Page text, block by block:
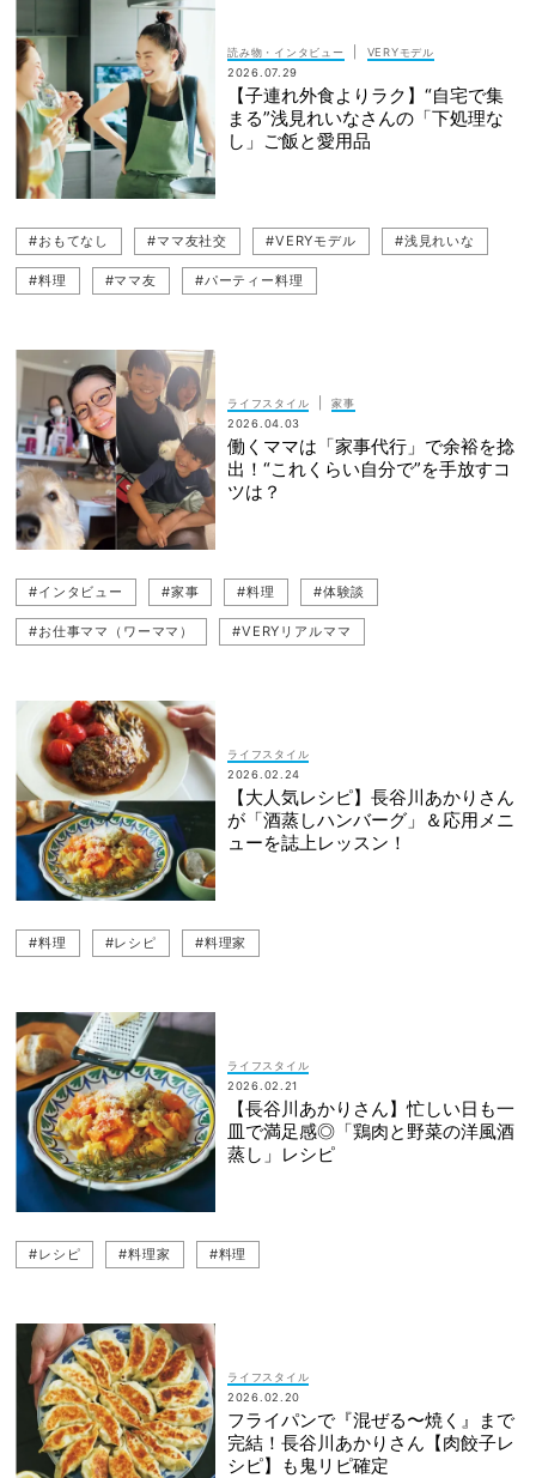
読み物・インタビュー
VERYモデル
2026.07.29
【子連れ外食よりラク】“自宅で集
まる”浅見れいなさんの「下処理な
し」ご飯と愛用品
#おもてなし #ママ友社交 #VERYモデル #浅見れいな
#料理 #ママ友 #パーティー料理
ライフスタイル
家事
2026.04.03
働くママは「家事代行」で余裕を捻
出！“これくらい自分で”を手放すコ
ツは？
#インタビュー #家事 #料理 #体験談
#お仕事ママ（ワーママ） #VERYリアルママ
ライフスタイル
2026.02.24
【大人気レシピ】長谷川あかりさん
が「酒蒸しハンバーグ」＆応用メニ
ューを誌上レッスン！
#料理 #レシピ #料理家
ライフスタイル
2026.02.21
【長谷川あかりさん】忙しい日も一
皿で満足感◎「鶏肉と野菜の洋風酒
蒸し」レシピ
#レシピ #料理家 #料理
ライフスタイル
2026.02.20
フライパンで『混ぜる〜焼く』まで
完結！長谷川あかりさん【肉餃子レ
シピ】も鬼リピ確定